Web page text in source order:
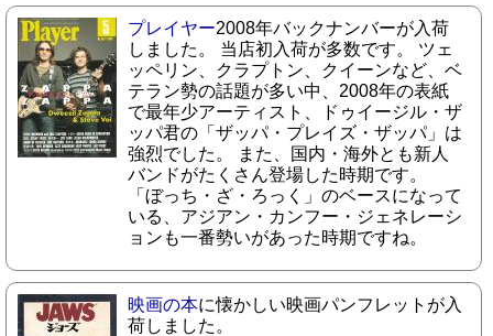
プレイヤー2008年バックナンバーが入荷
しました。 当店初入荷が多数です。 ツェ
ッペリン、クラプトン、クイーンなど、ベ
テラン勢の話題が多い中、2008年の表紙
で最年少アーティスト、ドゥイージル・ザ
ッパ君の「ザッパ・プレイズ・ザッパ」は
強烈でした。 また、国内・海外とも新人
バンドがたくさん登場した時期です。
「ぼっち・ざ・ろっく」のベースになって
いる、アジアン・カンフー・ジェネレーシ
ョンも一番勢いがあった時期ですね。
映画の本に懐かしい映画パンフレットが入
荷しました。